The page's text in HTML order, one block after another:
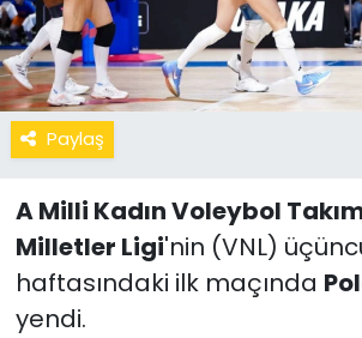
Paylaş
A Milli Kadın Voleybol
Milletler Ligi'nin (VNL)
haftasındaki ilk maçında
yendi.